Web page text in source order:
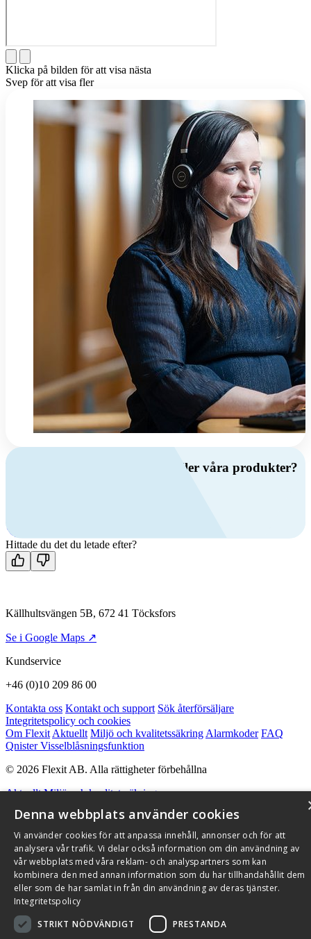
Klicka på bilden för att visa nästa
Svep för att visa fler
Har du frågor om ventilation eller våra produkter?
Kontakta oss
Hittade du det du letade efter?
Källhultsvängen 5B, 672 41 Töcksfors
Se i Google Maps ↗
Kundservice
+46 (0)10 209 86 00
Kontakta oss Kontakt och support Sök återförsäljare
Integritetspolicy och cookies
Om Flexit Aktuellt Miljö och kvalitetssäkring Alarmkoder FAQ
Qnister Visselblåsningsfunktion
© 2026 Flexit AB. Alla rättigheter förbehållna
Aktuellt Miljö och kvalitetssäkring
Denna webbplats använder cookies
Vi använder cookies för att anpassa innehåll, annonser och för att
analysera vår trafik. Vi delar också information om din användning av
vår webbplats med våra reklam- och analyspartners som kan
kombinera den med annan information som du har tillhandahållit dem
eller som de har samlat in från din användning av deras tjänster.
Integritetspolicy
STRIKT NÖDVÄNDIGT
PRESTANDA